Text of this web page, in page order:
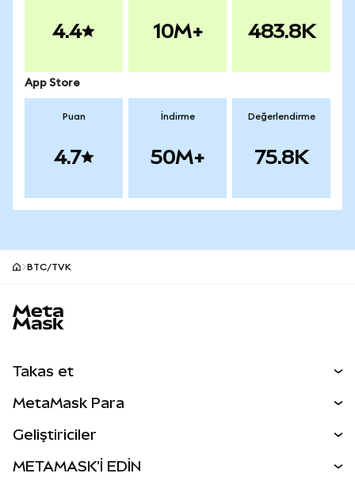
4.4 10M+ 483.8K
App Store
Puan
4.7
İndirme
50M+
Değerlendirme
75.8K
BTC/TVK
Takas et
Perps
RWA'lar
MetaMask Para
Geliştiriciler
METAMASK'İ EDİN